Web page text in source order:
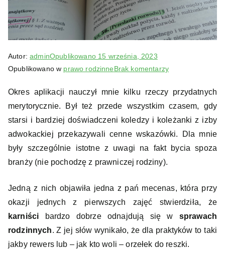
Zagó
Autor:adminOpublikowano 15 września, 2023
Opublikowano w prawo rodzinneBrak komentarzydo
słów
o
sprawach
rodzinnych
Okres aplikacji nauczył mnie kilku rzeczy przydatnych
merytorycznie. Był też przede wszystkim czasem, gdy
starsi i bardziej doświadczeni koledzy i koleżanki z izby
adwokackiej przekazywali cenne wskazówki. Dla mnie
były szczególnie istotne z uwagi na fakt bycia spoza
branży (nie pochodzę z prawniczej rodziny).
Jedną z nich objawiła jedna z pań mecenas, która przy
okazji jednych z pierwszych zajęć stwierdziła, że
karniści bardzo dobrze odnajdują się w sprawach
rodzinnych. Z jej słów wynikało, że dla praktyków to taki
jakby rewers lub – jak kto woli – orzełek do reszki.